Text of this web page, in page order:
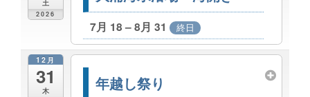
土
2026
7月 18 – 8月 31 終日
12月
31
木 年越し祭り